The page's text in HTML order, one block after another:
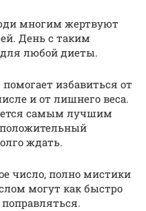
многим жертвуют
День с таким
любой диеты.
избавиться от
и от лишнего веса.
самым лучшим
ждать.
число, полно мистики
могут как быстро